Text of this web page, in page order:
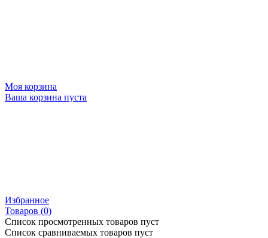
Моя корзина
Ваша корзина пуста
Избранное
Товаров (0)
Список просмотренных товаров пуст
Список сравниваемых товаров пуст